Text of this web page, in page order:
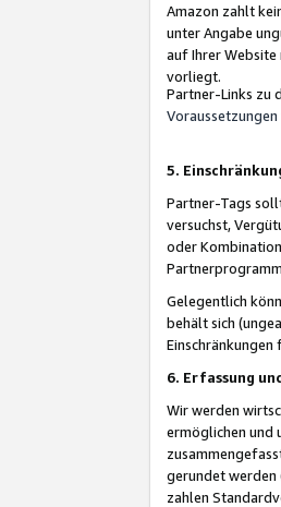
Amazon zahlt
unter Angabe
auf Ihrer Website
vorliegt.
Partner-Links zu
5.
Partner-Tags
versuchst,
oder
Gelegentlich
behält sich
6. Erfassung
Wir werden
ermöglichen und
gerundet werden
zahlen